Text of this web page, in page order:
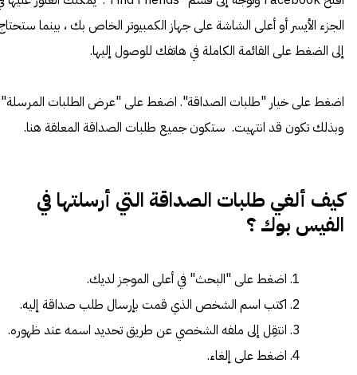
الجزء الأيسر أو أعلى الشاشة على جهاز الكمبيوتر الخاص بك ، بينما
إلى الضغط على القائمة الكاملة في هاتفك للوصول إليها.
اضغط على خيار "طلبات الصداقة". اضغط على "عرض الطلبات المرسلة"
وبذلك تكون قد انتهيت. ستكون جميع طلبات الصداقة المعلقة هنا.
كيف ألغي طلبات الصداقة التي أرسلتها في
الفيس بوك ؟
اضغط على "البحث" في أعلى الموجز لديك.
اكتب اسم الشخص الذي قمت بإرسال طلب صداقة إليه.
انتقِل إلى ملفه الشخصي عن طريق تحديد اسمه عند ظهوره.
اضغط على إلغاء.